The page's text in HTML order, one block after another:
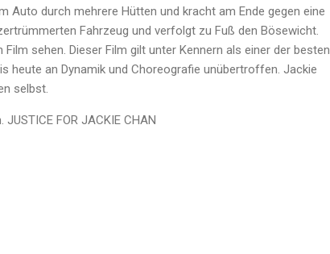
durch mehrere Hütten und kracht am Ende gegen eine
Fahrzeug und verfolgt zu Fuß den Bösewicht.
sehen. Dieser Film gilt unter Kennern als einer der besten
heute an Dynamik und Choreografie unübertroffen. Jackie
selbst.
FOR JACKIE CHAN